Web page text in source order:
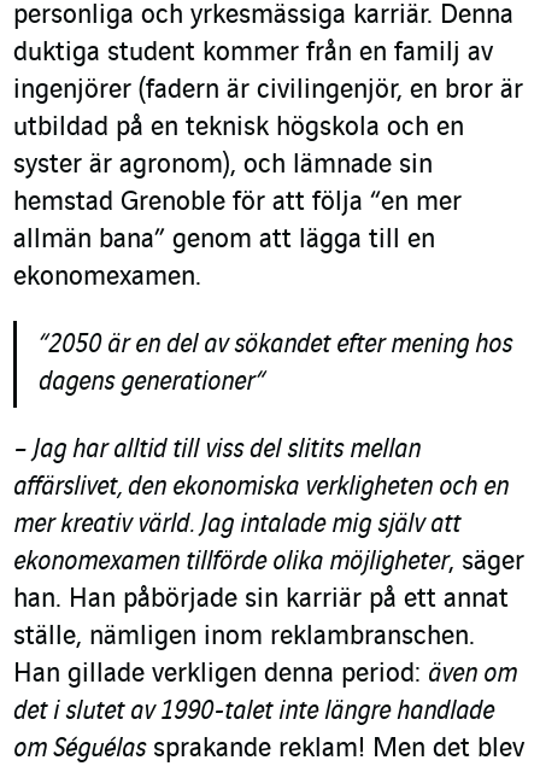
personliga och yrkesmässiga karriär. Denna
duktiga student kommer från en familj av
ingenjörer (fadern är civilingenjör, en bror är
utbildad på en teknisk högskola och en
syster är agronom), och lämnade sin
hemstad Grenoble för att följa “en mer
allmän bana” genom att lägga till en
ekonomexamen.
“2050 är en del av sökandet efter mening hos
dagens generationer“
– Jag har alltid till viss del slitits mellan
affärslivet, den ekonomiska verkligheten och en
mer kreativ värld. Jag intalade mig själv att
ekonomexamen tillförde olika möjligheter, säger
han. Han påbörjade sin karriär på ett annat
ställe, nämligen inom reklambranschen.
Han gillade verkligen denna period: även om
det i slutet av 1990-talet inte längre handlade
om Séguélassprakande reklam! Men det blev